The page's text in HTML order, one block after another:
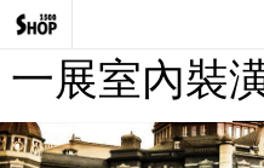
一展室內裝